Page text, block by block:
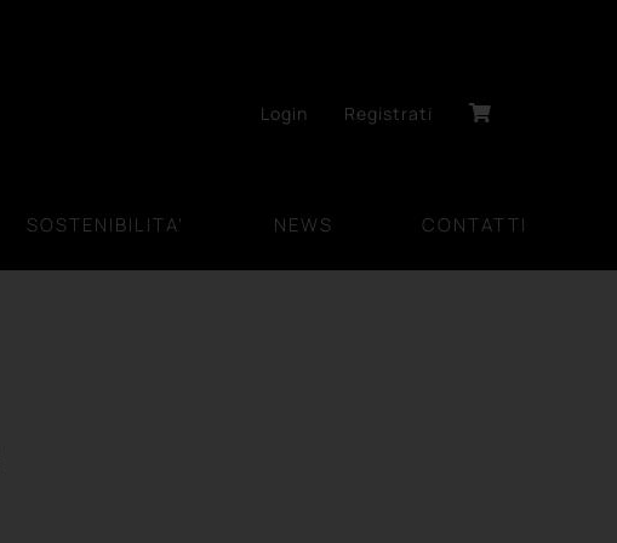
Login Registrati
SOSTENIBILITA’ NEWS CONTATTI